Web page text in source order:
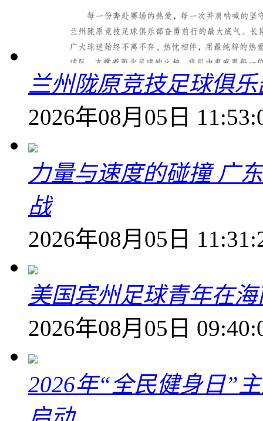
兰州陇原竞技足球俱
2026年08月05日
力量与速度的碰撞 广
战
2026年08月05日
美国宾州足球青年在
2026年08月05日
2026年“全民健身日”